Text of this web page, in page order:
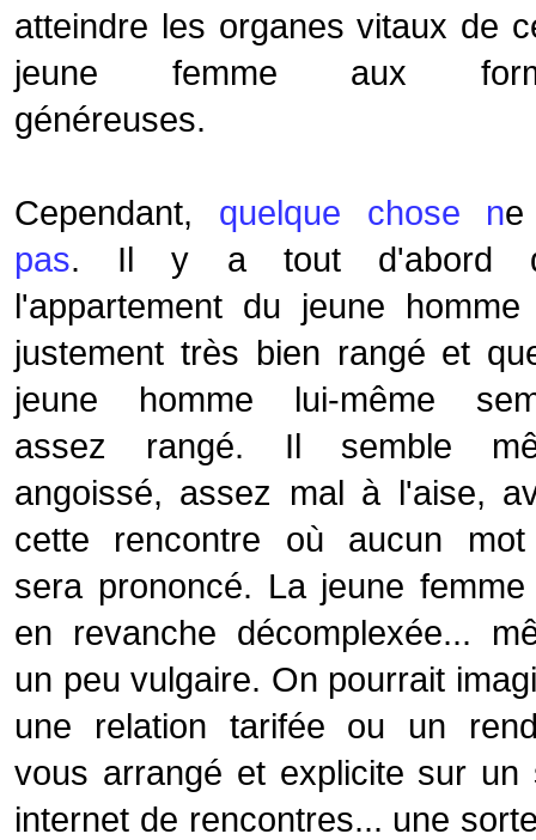
atteindre les organes vitaux de
jeune femme aux
généreuses.
Cependant, quelque chose n
pas. Il y a tout d'abord
l'appartement du jeune homme
justement très bien rangé et
jeune homme lui-même
assez rangé. Il semble
angoissé, assez mal à l'aise,
cette rencontre où aucun
sera prononcé. La jeune
en revanche décomplexée...
un peu vulgaire. On pourrait
une relation tarifée ou un
vous arrangé et explicite sur un
internet de rencontres... une